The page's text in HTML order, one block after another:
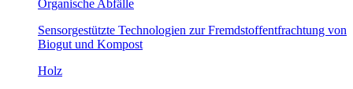
Organische Abfälle
Sensorgestützte Technologien zur Fremdstoffentfrachtung von
Biogut und Kompost
Holz